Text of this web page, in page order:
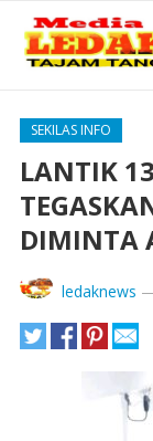
SEKILAS INFO
LANTIK
DIMINTA
ledaknews